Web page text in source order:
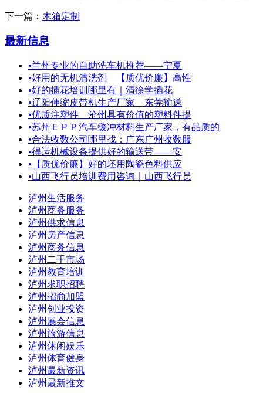
下一篇： 木箱定制
最新信息
•兰州专业的自助洗车机推荐——宁夏
•好用的无机清洗剂＿【质优价廉】高性
•好的插花培训哪里有｜清徐学插花
•辽阳伸缩皮带机生产厂家 东莞输送
•优质注塑件＿沧州具有价值的塑料件提
•苏州ＥＰＰ汽车缓冲材料生产厂家，有品质的
•合法收数公司哪里找：广东广州收数服
•得运机械设备提供好的输送带——安
• 【质优价廉】好的坯用陶瓷色料供应
•山西飞行员培训费用咨询｜山西飞行员
泸州生活服务
泸州商务服务
泸州供求信息
泸州房产信息
泸州商务信息
泸州二手市场
泸州教育培训
泸州求职招聘
泸州招商加盟
泸州创业投资
泸州展会信息
泸州旅游信息
泸州休闲娱乐
泸州体育健身
泸州最新资讯
泸州最新推文